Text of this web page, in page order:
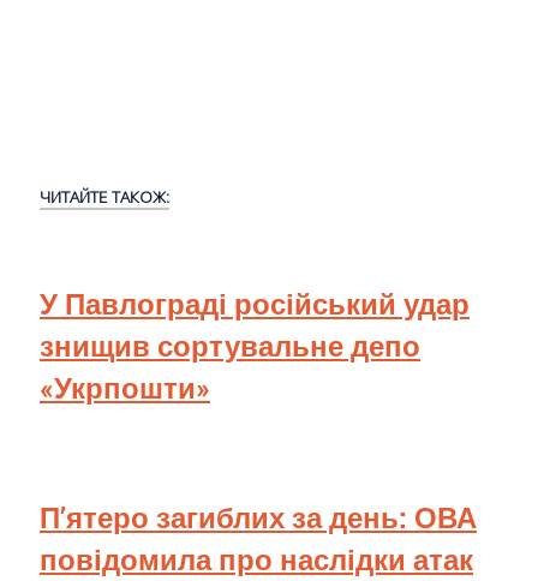
ЧИТАЙТЕ ТАКОЖ:
У Павлограді російський удар
знищив сортувальне депо
«Укрпошти»
П’ятеро загиблих за день: ОВА
повідомила про наслідки атак